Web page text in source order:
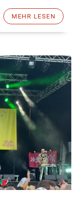
MEHR LESEN